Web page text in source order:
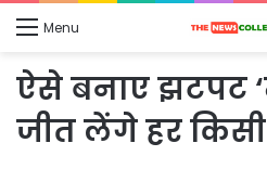
Menu
ऐसे बनाए झटपट
जीत लेंगे हर